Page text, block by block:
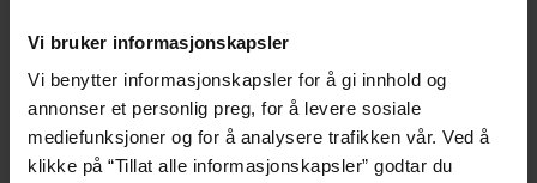
Vi bruker informasjonskapsler
Vi benytter informasjonskapsler for å gi innhold og
annonser et personlig preg, for å levere sosiale
mediefunksjoner og for å analysere trafikken vår. Ved å
klikke på “Tillat alle informasjonskapsler” godtar du
Kliniske studier kommer ikke
til land bare fordi de er gode på
forskning